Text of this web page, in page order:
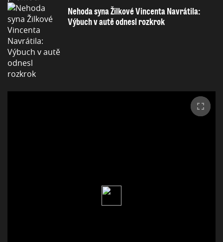
Nehoda syna Žilkové Vincenta Navrátila:
Výbuch v autě odnesl rozkrok